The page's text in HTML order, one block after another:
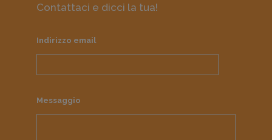
Contattaci e dicci la tua!
Indirizzo email
Messaggio